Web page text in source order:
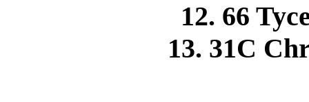
12. 66
13. 31C